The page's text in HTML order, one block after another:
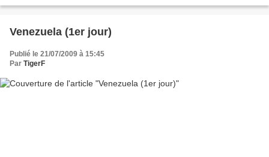
Venezuela (1er jour)
Publié le 21/07/2009 à 15:45
Par TigerF